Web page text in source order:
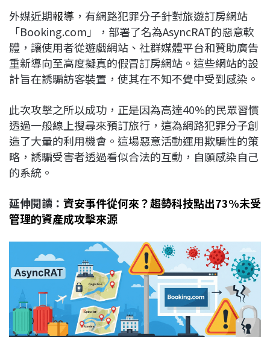
b
o
o
k
a
d
s
e
d
I
n
L
i
n
k
外媒近期報導 ，有網路犯罪分子針對旅遊訂房網站
「Booking.com」，部署了名為AsyncRAT的惡意軟
體，讓使用者從遊戲網站、社群媒體平台和贊助廣告
重新導向至高度擬真的假冒訂房網站。這些網站的設
計旨在誘騙訪客裝置，使其在不知不覺中受到感染。
此次攻擊之所以成功，正是因為高達40%的民眾習慣
透過一般線上搜尋來預訂旅行，這為網路犯罪分子創
造了大量的利用機會。這場惡意活動運用欺騙性的策
略，誘騙受害者透過看似合法的互動，自願感染自己
的系統。
延伸閱讀： 資安事件從何來？趨勢科技點出73%未受
管理的資產成攻擊來源